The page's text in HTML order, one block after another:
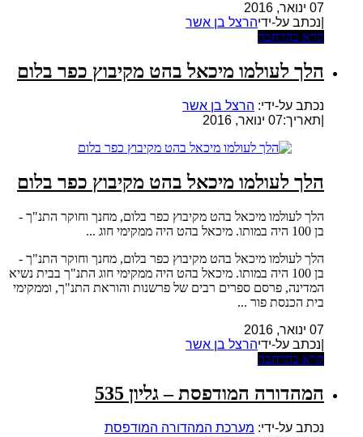
07 ינואר, 2016
|נכתב על-ידיהרצל בן אשר
קרא בהרחבה
הלך לעולמו מיכאל בהט מקיבוץ כפר בלום
נכתב על-ידי: הרצל בן אשר
תאריך:07 ינואר, 2016
הלך לעולמו מיכאל בהט מקיבוץ כפר בלום
הלך לעולמו מיכאל בהט מקיבוץ כפר בלום, מחנך וחוקר התנ"ך -
בן 100 היה במותו. מיכאל בהט היה ממקימי חוג ...
הלך לעולמו מיכאל בהט מקיבוץ כפר בלום, מחנך וחוקר התנ"ך -
בן 100 היה במותו. מיכאל בהט היה ממקימי חוג התנ"ך בבית נשיא
המדינה, פרסם ספרים רבים של פרשנות והוראת התנ"ך, וממקימי
בית הכנסת פור ...
07 ינואר, 2016
|נכתב על-ידיהרצל בן אשר
קרא בהרחבה
המהדורה המודפסת – גליון 535
נכתב על-ידי: מערכת המהדורה המודפסת